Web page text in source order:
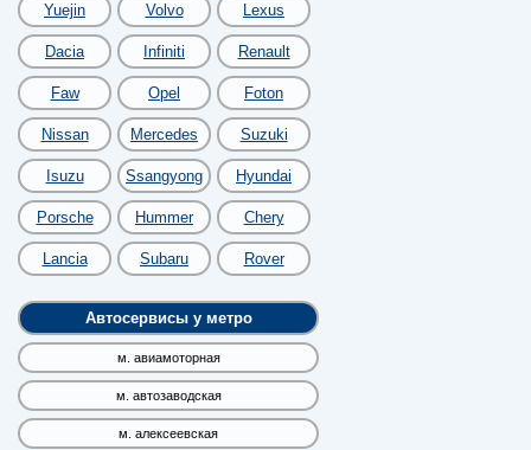
Yuejin Volvo Lexus
Dacia Infiniti Renault
Faw Opel Foton
Nissan Mercedes Suzuki
Isuzu Ssangyong Hyundai
Porsche Hummer Chery
Lancia Subaru Rover
Автосервисы у метро
м. авиамоторная
м. автозаводская
м. алексеевская